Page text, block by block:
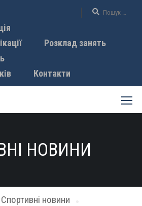
Розклад занять
Контакти
НОВИНИ
Спортивні новини